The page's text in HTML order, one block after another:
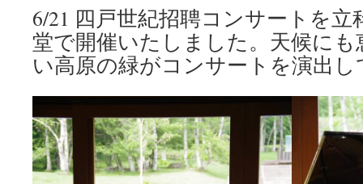
6/21 四戸世紀招聘コンサートを立
堂で開催いたしました。天候に
い高原の緑がコンサートを演出